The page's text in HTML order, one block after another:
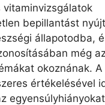
vitaminvizsgálatok
bepillantást
állapotodba,
még
okoznának.
értékelésével